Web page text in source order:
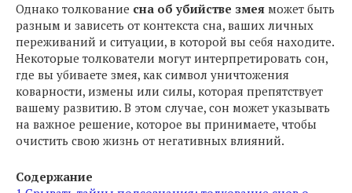
Однако толкование сна об убийстве змея может быть
разным и зависеть от контекста сна, ваших личных
переживаний и ситуации, в которой вы себя находите.
Некоторые толкователи могут интерпретировать сон,
где вы убиваете змея, как символ уничтожения
коварности, измены или силы, которая препятствует
вашему развитию. В этом случае, сон может указывать
на важное решение, которое вы принимаете, чтобы
очистить свою жизнь от негативных влияний.
Содержание